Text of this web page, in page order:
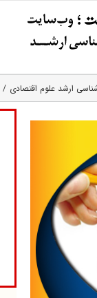
ارشد علوم اقتصادی